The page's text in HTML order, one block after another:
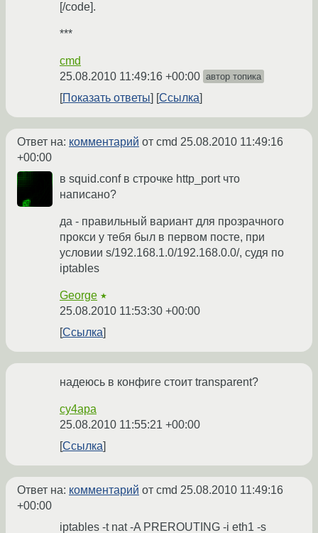
[/code].
***
cmd
25.08.2010 11:49:16 +00:00 автор топика
Показать ответы Ссылка
Ответ на: комментарий от cmd 25.08.2010 11:49:16
+00:00
в squid.conf в строчке http_port что
написано?
да - правильный вариант для прозрачного
прокси у тебя был в первом посте, при
условии s/192.168.1.0/192.168.0.0/, судя по
iptables
George ★
25.08.2010 11:53:30 +00:00
Ссылка
надеюсь в конфиге стоит transparent?
cy4apa
25.08.2010 11:55:21 +00:00
Ссылка
Ответ на: комментарий от cmd 25.08.2010 11:49:16
+00:00
iptables -t nat -A PREROUTING -i eth1 -s